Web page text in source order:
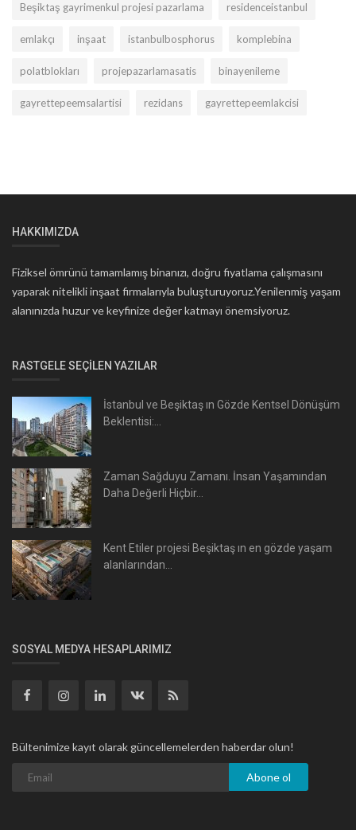
Beşiktaş gayrimenkul projesi pazarlama residenceistanbul
emlakçı inşaat istanbulbosphorus komplebina
polatblokları projepazarlamasatis binayenileme
gayrettepeemsalartisi rezidans gayrettepeemlakcisi
HAKKIMIZDA
Fiziksel ömrünü tamamlamış binanızı, doğru fiyatlama çalışmasını
yaparak nitelikli inşaat firmalarıyla buluşturuyoruz.Yenilenmiş yaşam
alanınızda huzur ve keyfinize değer katmayı önemsiyoruz.
RASTGELE SEÇILEN YAZILAR
İstanbul ve Beşiktaş ın Gözde Kentsel Dönüşüm
Beklentisi:...
Zaman Sağduyu Zamanı. İnsan Yaşamından
Daha Değerli Hiçbir...
Kent Etiler projesi Beşiktaş ın en gözde yaşam
alanlarından...
SOSYAL MEDYA HESAPLARIMIZ
Bültenimize kayıt olarak güncellemelerden haberdar olun!
Abone ol